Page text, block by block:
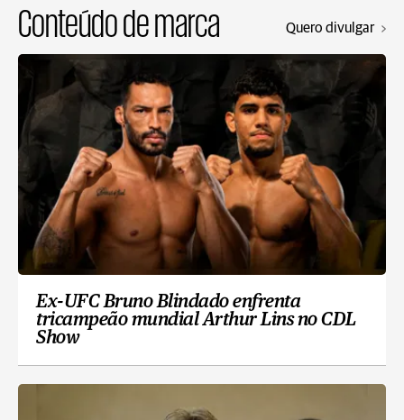
Conteúdo de marca Quero divulgar
Ex-UFC Bruno Blindado enfrenta
tricampeão mundial Arthur Lins no CDL
Show